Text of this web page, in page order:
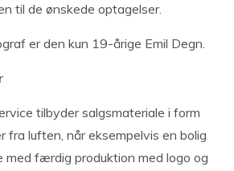
til de ønskede optagelser.
er den kun 19-årige Emil Degn.
tilbyder salgsmateriale i form
fra luften, når eksempelvis en bolig
med færdig produktion med logo og